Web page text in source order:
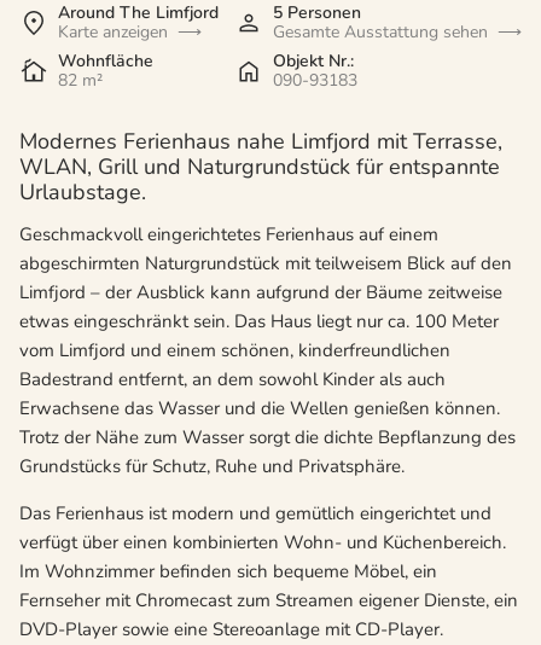
Around The Limfjord
Karte anzeigen
5 Personen
Gesamte Ausstattung sehen
Wohnfläche
82 m²
Objekt Nr.:
090-93183
Modernes Ferienhaus nahe Limfjord mit Terrasse,
WLAN, Grill und Naturgrundstück für entspannte
Urlaubstage.
Geschmackvoll eingerichtetes Ferienhaus auf einem
abgeschirmten Naturgrundstück mit teilweisem Blick auf den
Limfjord – der Ausblick kann aufgrund der Bäume zeitweise
etwas eingeschränkt sein. Das Haus liegt nur ca. 100 Meter
vom Limfjord und einem schönen, kinderfreundlichen
Badestrand entfernt, an dem sowohl Kinder als auch
Erwachsene das Wasser und die Wellen genießen können.
Trotz der Nähe zum Wasser sorgt die dichte Bepflanzung des
Grundstücks für Schutz, Ruhe und Privatsphäre.
Das Ferienhaus ist modern und gemütlich eingerichtet und
verfügt über einen kombinierten Wohn- und Küchenbereich.
Im Wohnzimmer befinden sich bequeme Möbel, ein
Fernseher mit Chromecast zum Streamen eigener Dienste, ein
DVD-Player sowie eine Stereoanlage mit CD-Player.